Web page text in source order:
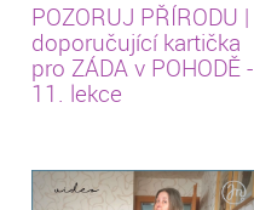
POZORUJ PŘÍRODU |
doporučující kartička
pro ZÁDA v POHODĚ -
11. lekce